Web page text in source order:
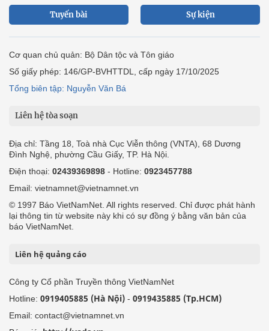
Tuyến bài Sự kiện
Cơ quan chủ quản: Bộ Dân tộc và Tôn giáo
Số giấy phép: 146/GP-BVHTTDL, cấp ngày 17/10/2025
Tổng biên tập: Nguyễn Văn Bá
Liên hệ tòa soạn
Địa chỉ: Tầng 18, Toà nhà Cục Viễn thông (VNTA), 68 Dương
Đình Nghệ, phường Cầu Giấy, TP. Hà Nội.
Điện thoại: 02439369898 - Hotline: 0923457788
Email: vietnamnet@vietnamnet.vn
© 1997 Báo VietNamNet. All rights reserved. Chỉ được phát hành
lại thông tin từ website này khi có sự đồng ý bằng văn bản của
báo VietNamNet.
Liên hệ quảng cáo
Công ty Cổ phần Truyền thông VietNamNet
Hotline: 0919405885 (Hà Nội) - 0919435885 (Tp.HCM)
Email: contact@vietnamnet.vn